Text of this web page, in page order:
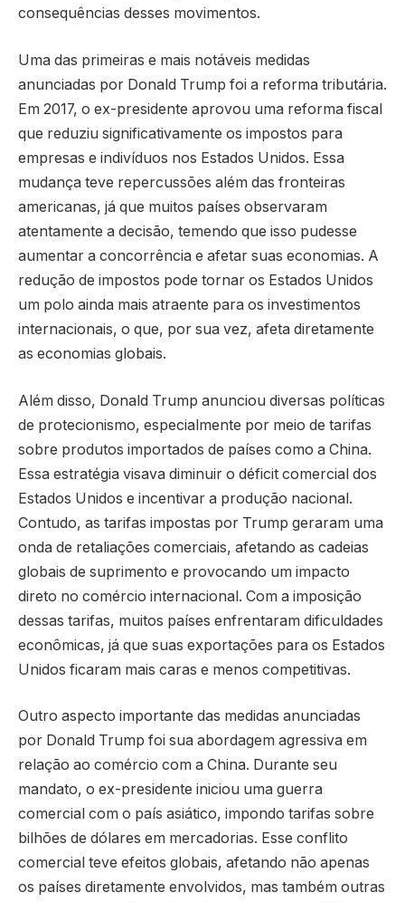
consequências desses movimentos.
Uma das primeiras e mais notáveis medidas
anunciadas por Donald Trump foi a reforma tributária.
Em 2017, o ex-presidente aprovou uma reforma fiscal
que reduziu significativamente os impostos para
empresas e indivíduos nos Estados Unidos. Essa
mudança teve repercussões além das fronteiras
americanas, já que muitos países observaram
atentamente a decisão, temendo que isso pudesse
aumentar a concorrência e afetar suas economias. A
redução de impostos pode tornar os Estados Unidos
um polo ainda mais atraente para os investimentos
internacionais, o que, por sua vez, afeta diretamente
as economias globais.
Além disso, Donald Trump anunciou diversas políticas
de protecionismo, especialmente por meio de tarifas
sobre produtos importados de países como a China.
Essa estratégia visava diminuir o déficit comercial dos
Estados Unidos e incentivar a produção nacional.
Contudo, as tarifas impostas por Trump geraram uma
onda de retaliações comerciais, afetando as cadeias
globais de suprimento e provocando um impacto
direto no comércio internacional. Com a imposição
dessas tarifas, muitos países enfrentaram dificuldades
econômicas, já que suas exportações para os Estados
Unidos ficaram mais caras e menos competitivas.
Outro aspecto importante das medidas anunciadas
por Donald Trump foi sua abordagem agressiva em
relação ao comércio com a China. Durante seu
mandato, o ex-presidente iniciou uma guerra
comercial com o país asiático, impondo tarifas sobre
bilhões de dólares em mercadorias. Esse conflito
comercial teve efeitos globais, afetando não apenas
os países diretamente envolvidos, mas também outras